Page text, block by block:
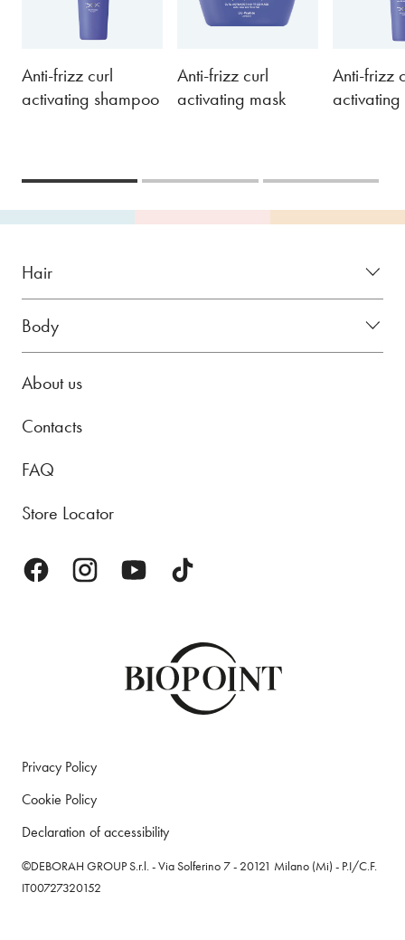
Anti-frizz curl
activating shampoo
Anti-frizz curl
activating mask
Anti-frizz
Hair
Body
About us
Contacts
FAQ
Store Locator
Privacy Policy
Cookie Policy
Declaration of accessibility
©DEBORAH GROUP S.r.l. - Via Solferino 7 - 20121 Milano (Mi) - P.I/C.F.
IT00727320152